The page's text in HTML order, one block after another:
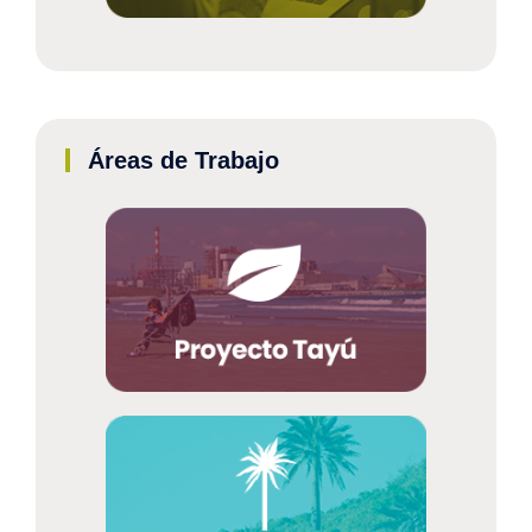
Áreas de Trabajo